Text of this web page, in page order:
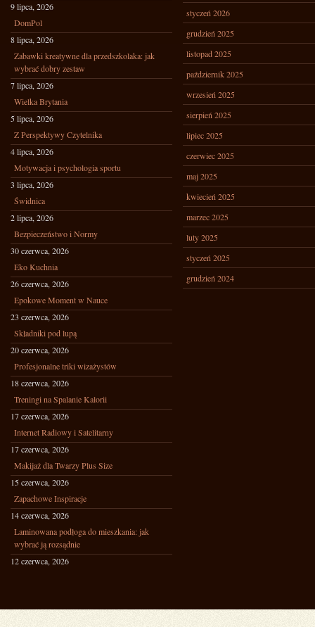
9 lipca, 2026
DomPol
8 lipca, 2026
Zabawki kreatywne dla przedszkolaka: jak
wybrać dobry zestaw
7 lipca, 2026
Wielka Brytania
5 lipca, 2026
Z Perspektywy Czytelnika
4 lipca, 2026
Motywacja i psychologia sportu
3 lipca, 2026
Świdnica
2 lipca, 2026
Bezpieczeństwo i Normy
30 czerwca, 2026
Eko Kuchnia
26 czerwca, 2026
Epokowe Moment w Nauce
23 czerwca, 2026
Składniki pod lupą
20 czerwca, 2026
Profesjonalne triki wizażystów
18 czerwca, 2026
Treningi na Spalanie Kalorii
17 czerwca, 2026
Internet Radiowy i Satelitarny
17 czerwca, 2026
Makijaż dla Twarzy Plus Size
15 czerwca, 2026
Zapachowe Inspiracje
14 czerwca, 2026
Laminowana podłoga do mieszkania: jak
wybrać ją rozsądnie
12 czerwca, 2026
styczeń 2026
grudzień 2025
listopad 2025
październik 2025
wrzesień 2025
sierpień 2025
lipiec 2025
czerwiec 2025
maj 2025
kwiecień 2025
marzec 2025
luty 2025
styczeń 2025
grudzień 2024